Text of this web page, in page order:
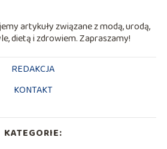
artykuły związane z modą, urodą,
dietą i zdrowiem. Zapraszamy!
REDAKCJA
KONTAKT
KATEGORIE: